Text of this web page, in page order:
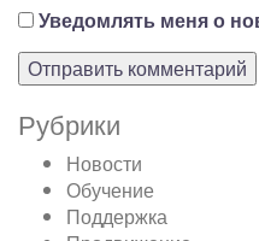
Уведомлять меня о
Рубрики
Новости
Обучение
Поддержка